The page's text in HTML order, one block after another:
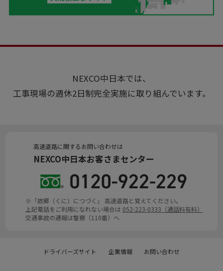
NEXCO中日本では、
工事現場の週休2日制完全実施に取り組んでいます。
高速道路に関するお問い合わせは
NEXCO中日本お客さまセンター
※「故郷（くに）につづく」 高速道路と覚えてください。
上記電話をご利用になれない場合は 052-223-0333（通話料有料）
交通事故の通報は警察（110番）へ
ドライバーズサイト 企業情報 お問い合わせ